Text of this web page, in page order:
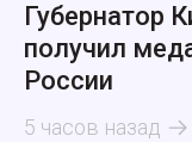
Губернатор
получил
России
5 часов назад